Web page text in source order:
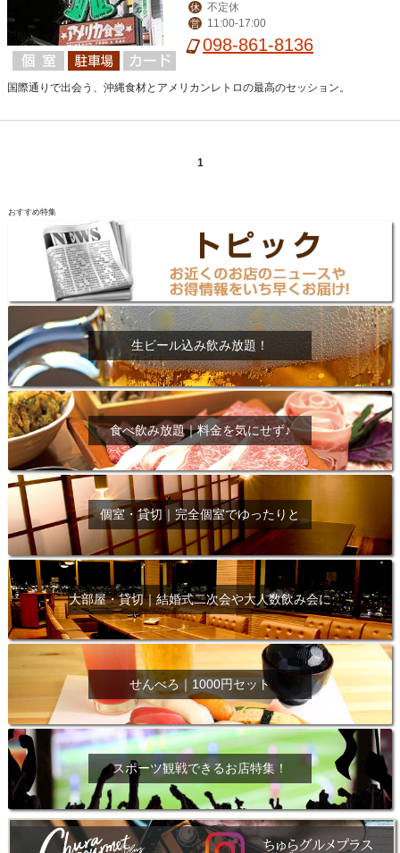
休 不定休
営 11:00-17:00
098-861-8136
国際通りで出会う、沖縄食材とアメリカンレトロの最高のセッション。
1
おすすめ特集
生ビール込み飲み放題！
食べ飲み放題｜料金を気にせず♪
個室・貸切｜完全個室でゆったりと
大部屋・貸切｜結婚式二次会や大人数飲み会に
せんべろ｜1000円セット
スポーツ観戦できるお店特集！